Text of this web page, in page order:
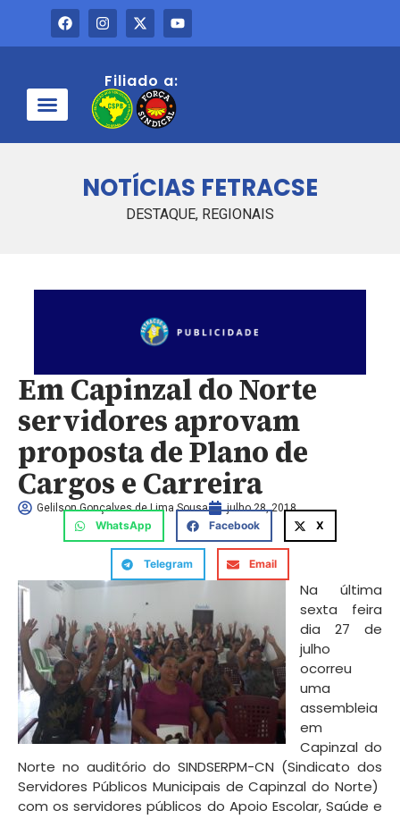
Filiado a:
NOTÍCIAS FETRACSE
DESTAQUE, REGIONAIS
Em Capinzal do Norte
servidores aprovam
proposta de Plano de
Cargos e Carreira
Gelilson Gonçalves de Lima Sousa julho 28, 2018
WhatsApp Facebook X
Telegram Email
Na última
sexta feira
dia 27 de
julho
ocorreu
uma
assembleia
em
Capinzal do
Norte no auditório do SINDSERPM-CN (Sindicato dos
Servidores Públicos Municipais de Capinzal do Norte)
com os servidores públicos do Apoio Escolar, Saúde e